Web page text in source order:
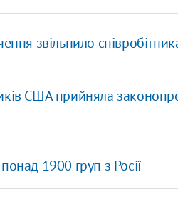
звільнило
США прийняла
1900 груп з Росії